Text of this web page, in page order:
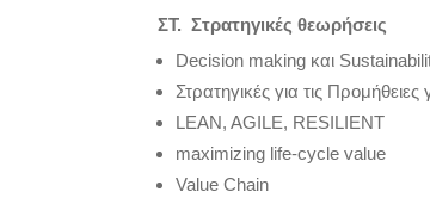
ΣΤ. Στρατηγικές θεωρήσεις
Decision making και
Στρατηγικές για τις Προμήθειες
LEAN, AGILE, RESILIENT
maximizing life-cycle value
Value Chain